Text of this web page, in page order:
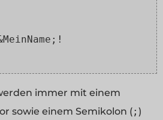
immer mit einem
sowie einem Semikolon (; )